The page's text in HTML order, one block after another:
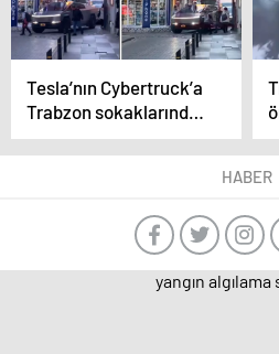
Tesla’nın Cybertruck’a
Trabzon sokaklarında
yoğun ilgi
HABER
yangın